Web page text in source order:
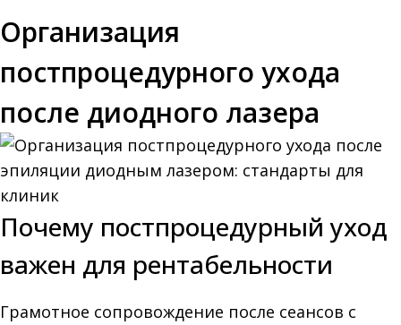
Организация
постпроцедурного ухода
после диодного лазера
Почему постпроцедурный уход
важен для рентабельности
Грамотное сопровождение после сеансов с